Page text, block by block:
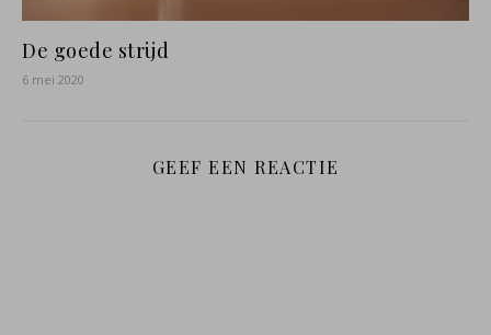
De goede strijd
6 mei 2020
GEEF EEN REACTIE